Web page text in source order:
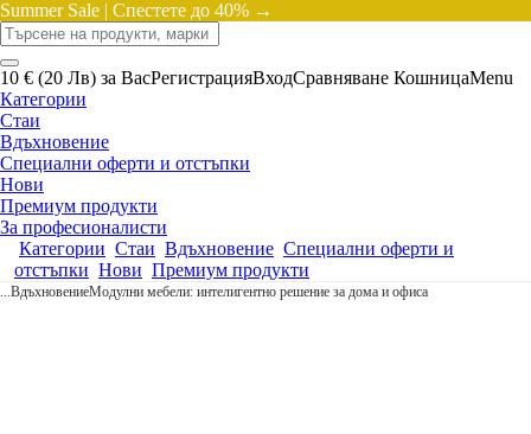
Summer Sale | Спестете до 40% →
10 € (20 Лв) за ВасРегистрацияВходСравняване КошницаMenu
Категории
Стаи
Вдъхновение
Специални оферти и отстъпки
Нови
Премиум продукти
За професионалисти
Категории Стаи Вдъхновение Специални оферти и
отстъпки Нови Премиум продукти
...ВдъхновениеМодулни мебели: интелигентно решение за дома и офиса